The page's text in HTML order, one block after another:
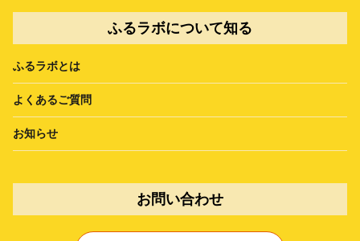
ふるラボについて知る
ふるラボとは
よくあるご質問
お知らせ
お問い合わせ